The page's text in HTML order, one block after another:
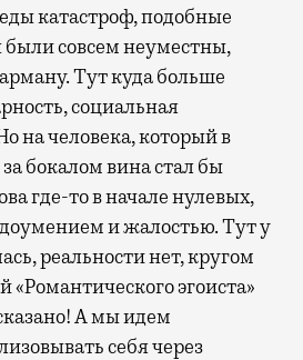
катастроф, подобные
совсем неуместны,
Тут куда больше
социальная
на человека, который в
бокалом вина стал бы
где-то в начале нулевых,
и жалостью. Тут у
реальности нет, кругом
эгоиста»
А мы идем
себя через